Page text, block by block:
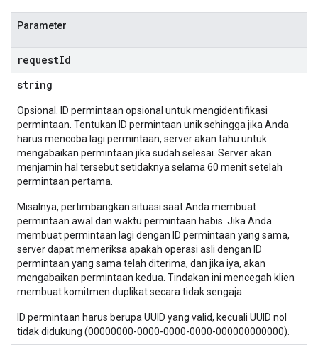
Parameter
requestId
string
Opsional. ID permintaan opsional untuk mengidentifikasi
permintaan. Tentukan ID permintaan unik sehingga jika Anda
harus mencoba lagi permintaan, server akan tahu untuk
mengabaikan permintaan jika sudah selesai. Server akan
menjamin hal tersebut setidaknya selama 60 menit setelah
permintaan pertama.
Misalnya, pertimbangkan situasi saat Anda membuat
permintaan awal dan waktu permintaan habis. Jika Anda
membuat permintaan lagi dengan ID permintaan yang sama,
server dapat memeriksa apakah operasi asli dengan ID
permintaan yang sama telah diterima, dan jika iya, akan
mengabaikan permintaan kedua. Tindakan ini mencegah klien
membuat komitmen duplikat secara tidak sengaja.
ID permintaan harus berupa UUID yang valid, kecuali UUID nol
tidak didukung (00000000-0000-0000-0000-000000000000).